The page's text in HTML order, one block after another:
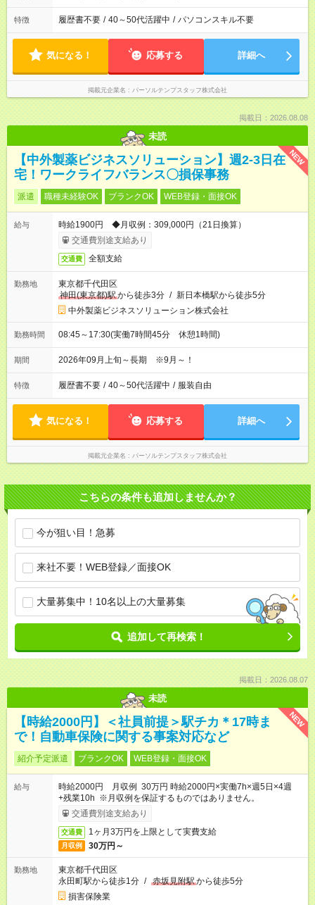
特徴 履歴書不要 / 40～50代活躍中 / パソコンスキル不要
気になる！ 応募する 詳細へ
掲載元企業名 パーソルテンプスタッフ株式会社
掲載日：2026.08.08
未読
NEW
【中外製薬ビジネスソリューション】週2-3日在
宅！ワークライフバランス〇損保事務
派遣 職種未経験OK ブランクOK WEB登録・面接OK
給与
時給1900円 ◆月収例：309,000円（21日換算）
交通費別途支給あり
交通費 全額支給
勤務地
東京都千代田区
神田(東京都)駅から徒歩3分 / 新日本橋駅から徒歩5分
中外製薬ビジネスソリューション株式会社
勤務時間 08:45～17:30(実働7時間45分 休憩1時間)
期間 2026年09月上旬～長期 ※9月～！
特徴 履歴書不要 / 40～50代活躍中 / 服装自由
気になる！ 応募する 詳細へ
掲載元企業名 パーソルテンプスタッフ株式会社
こちらの条件も追加しませんか？
今が狙い目！急募
来社不要！WEB登録／面接OK
大量募集中！10名以上の大量募集
追加して再検索！
掲載日：2026.08.07
未読
NEW
【時給2000円】＜社員前提＞駅チカ＊17時ま
で！自動車保険に関する事案対応など
紹介予定派遣 ブランクOK WEB登録・面接OK
給与
時給2000円 月収例 30万円 時給2000円×実働7h×週5日×4週
+残業10h ※月収例を保証するものではありません。
交通費別途支給あり
交通費 1ヶ月3万円を上限として実費支給
月収例 30万円～
勤務地
東京都千代田区
永田町駅から徒歩1分 / 赤坂見附駅から徒歩5分
損害保険業